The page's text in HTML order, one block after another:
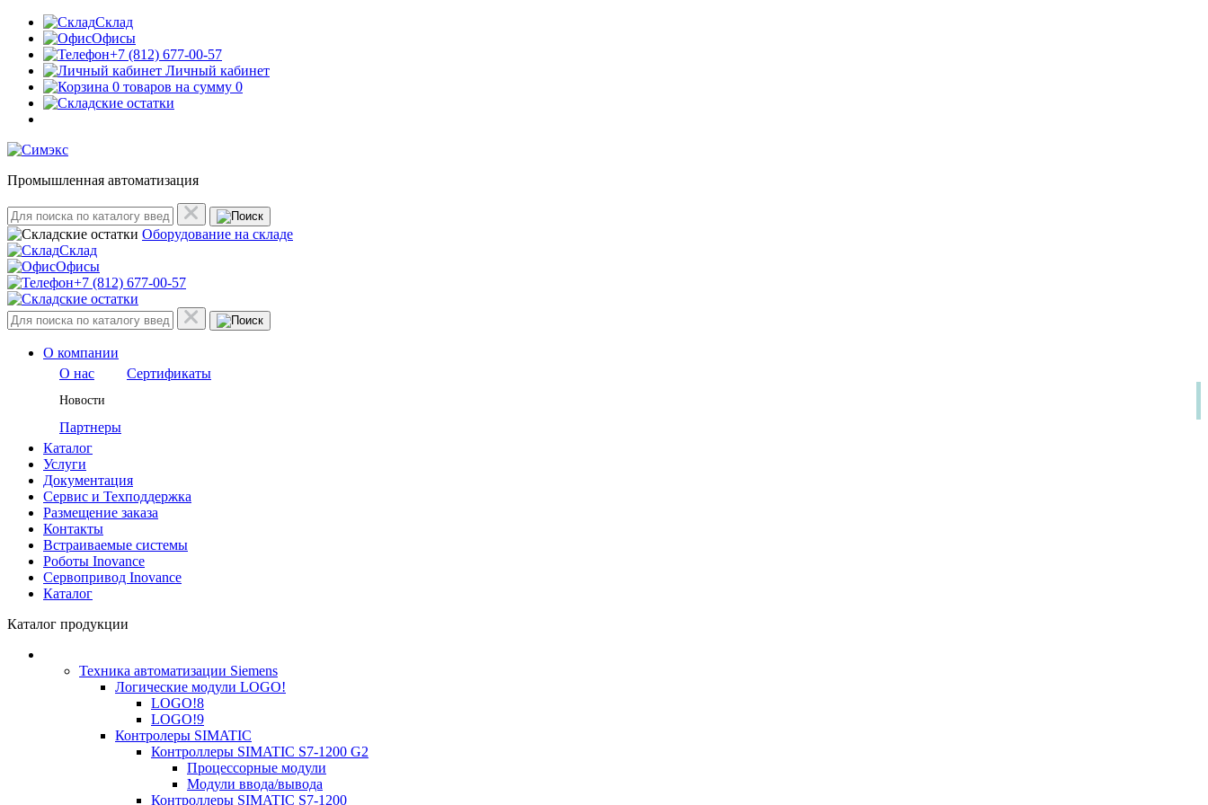
Склад
Офисы
+7 (812) 677-00-57
Личный кабинет
0 товаров на сумму 0
Промышленная автоматизация
Оборудование на складе
Склад
Офисы
+7 (812) 677-00-57
О компании
О нас
Сертификаты
Новости
Партнеры
Каталог
Услуги
Документация
Сервис и Техподдержка
Размещение заказа
Контакты
Встраиваемые системы
Роботы Inovance
Сервопривод Inovance
Каталог
Каталог продукции
Техника автоматизации Siemens
Логические модули LOGO!
LOGO!8
LOGO!9
Контролеры SIMATIC
Контроллеры SIMATIC S7-1200 G2
Процессорные модули
Модули ввода/вывода
Контроллеры SIMATIC S7-1200